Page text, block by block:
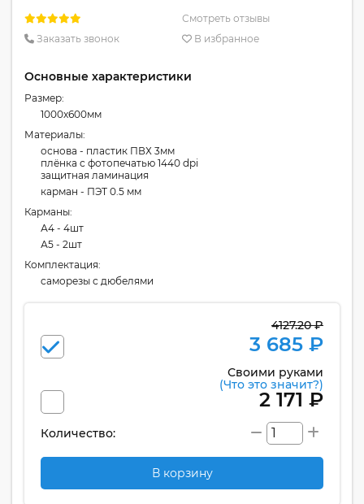
Смотреть отзывы
Заказать звонок
В избранное
Основные характеристики
Размер:
1000x600мм
Материалы:
основа - пластик ПВХ 3мм
плёнка с фотопечатью 1440 dpi
защитная ламинация
карман - ПЭТ 0.5 мм
Карманы:
А4 - 4шт
А5 - 2шт
Комплектация:
cаморезы с дюбелями
4127.20 ₽
3 685 ₽
Своими руками
(Что это значит?)
2 171 ₽
Количество:
В корзину